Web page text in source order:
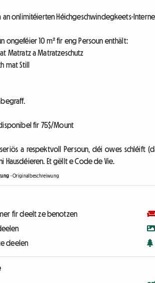
an onlimitéierten Héichgeschwindegkeets-
ongeféier 10 m² fir eng Persoun enthält:
Matratz a Matratzeschutz
mat Still
fir 75$/Mount
a respektvoll Persoun, déi owes schléift
Hausdéieren. Et gëllt e Code de Vie.
-Originalbeschreiwung
fir deelt ze benotzen
deelen